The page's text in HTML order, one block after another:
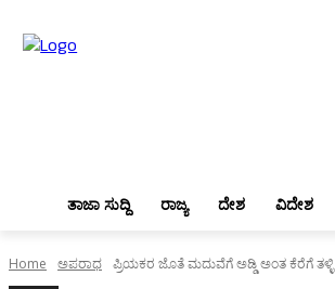
ತಾಜಾ ಸುದ್ದಿ ರಾಜ್ಯ ದೇಶ ವಿದೇಶ
Home ಅಪರಾಧ ಪ್ರಿಯಕರ ಜೊತೆ ಮದುವೆಗೆ ಅಡ್ಡಿ ಅಂತ ಕೆರೆಗೆ ತಳ್ಳಿ